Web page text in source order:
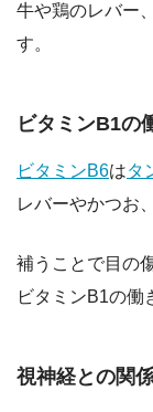
牛や鶏のレバー
す。
ビタミンB1の
ビタミンB6はタ
レバーやかつお
補うことで目の
ビタミンB1の働
視神経との関